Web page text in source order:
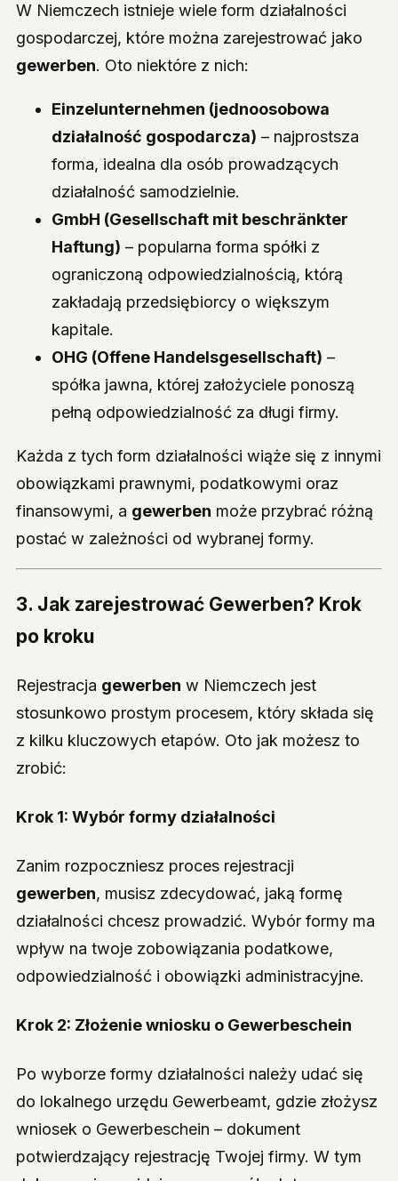
W Niemczech istnieje wiele form działalności
gospodarczej, które można zarejestrować jako
gewerben. Oto niektóre z nich:
Einzelunternehmen (jednoosobowa
działalność gospodarcza) – najprostsza
forma, idealna dla osób prowadzących
działalność samodzielnie.
GmbH (Gesellschaft mit beschränkter
Haftung) – popularna forma spółki z
ograniczoną odpowiedzialnością, którą
zakładają przedsiębiorcy o większym
kapitale.
OHG (Offene Handelsgesellschaft) –
spółka jawna, której założyciele ponoszą
pełną odpowiedzialność za długi firmy.
Każda z tych form działalności wiąże się z innymi
obowiązkami prawnymi, podatkowymi oraz
finansowymi, a gewerben może przybrać różną
postać w zależności od wybranej formy.
3. Jak zarejestrować Gewerben? Krok
po kroku
Rejestracja gewerben w Niemczech jest
stosunkowo prostym procesem, który składa się
z kilku kluczowych etapów. Oto jak możesz to
zrobić:
Krok 1: Wybór formy działalności
Zanim rozpoczniesz proces rejestracji
gewerben, musisz zdecydować, jaką formę
działalności chcesz prowadzić. Wybór formy ma
wpływ na twoje zobowiązania podatkowe,
odpowiedzialność i obowiązki administracyjne.
Krok 2: Złożenie wniosku o Gewerbeschein
Po wyborze formy działalności należy udać się
do lokalnego urzędu Gewerbeamt, gdzie złożysz
wniosek o Gewerbeschein – dokument
potwierdzający rejestrację Twojej firmy. W tym